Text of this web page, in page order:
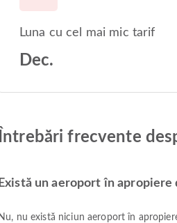
Luna cu cel mai mic tarif
Dec.
Întrebări frecvente
Există un aeroport în
Nu, nu există niciun aeroport în